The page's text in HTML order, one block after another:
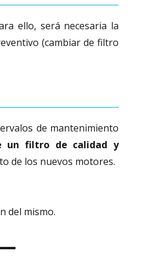
ello, será necesaria la
(cambiar de filtro
de mantenimiento
un filtro de calidad y
de los nuevos motores.
del mismo.